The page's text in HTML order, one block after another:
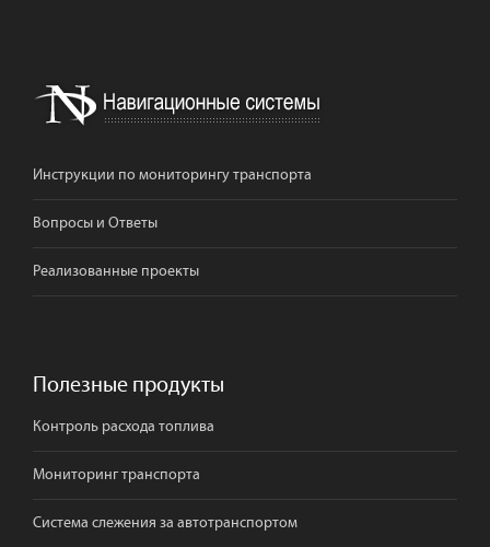
Инструкции по мониторингу транспорта
Вопросы и Ответы
Реализованные проекты
Полезные продукты
Контроль расхода топлива
Мониторинг транспорта
Система слежения за автотранспортом